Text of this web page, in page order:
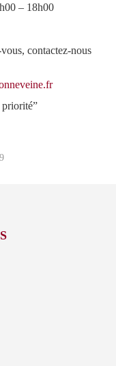
– 18h00
contactez-nous
priorité”